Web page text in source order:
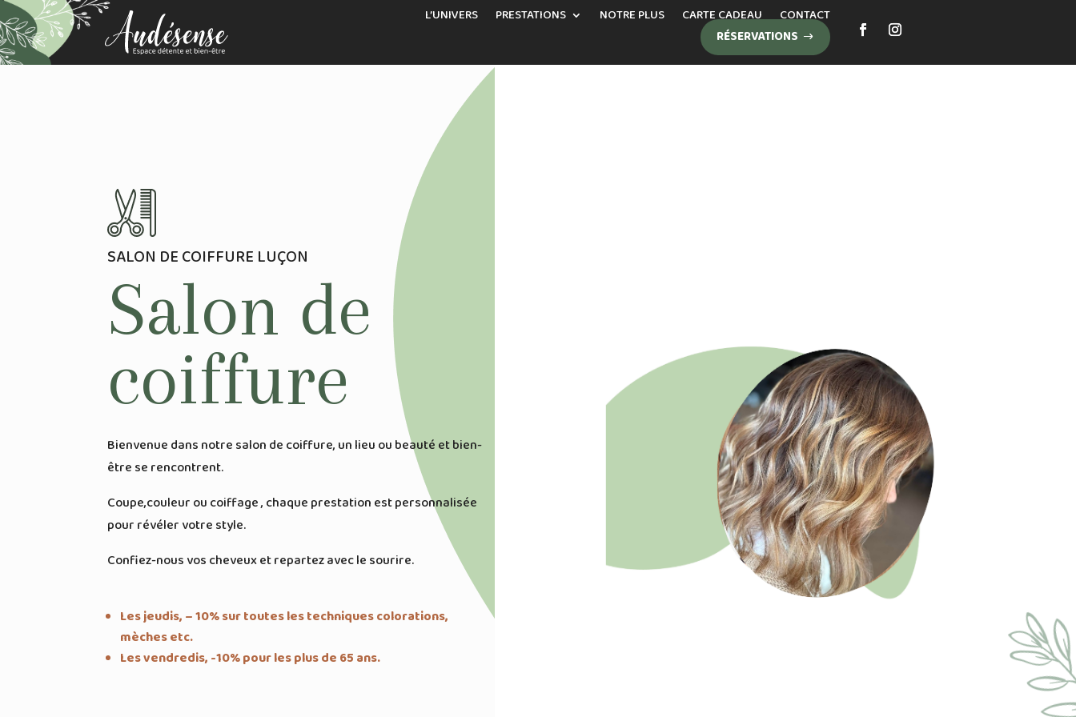
L’UNIVERS PRESTATIONS NOTRE PLUS CARTE CADEAU
CONTACT
RÉSERVATIONS
SALON DE COIFFURE LUÇON
Salon de
coiffure
Bienvenue dans notre salon de coiffure, un lieu ou beauté et bien-
être se rencontrent.
Coupe,couleur ou coiffage , chaque prestation est personnalisée
pour révéler votre style.
Confiez-nous vos cheveux et repartez avec le sourire.
Les jeudis, – 10% sur toutes les techniques colorations,
mèches etc.
Les vendredis, -10% pour les plus de 65 ans.